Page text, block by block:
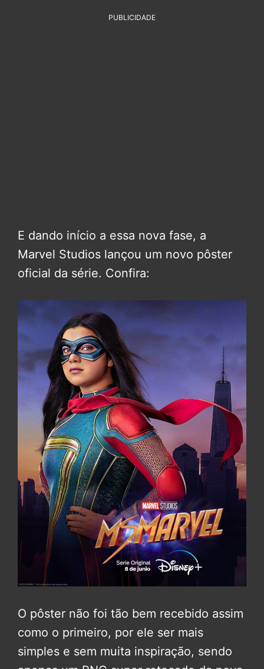
PUBLICIDADE
E dando início a essa nova fase, a
Marvel Studios lançou um novo pôster
oficial da série. Confira:
O pôster não foi tão bem recebido assim
como o primeiro, por ele ser mais
simples e sem muita inspiração, sendo